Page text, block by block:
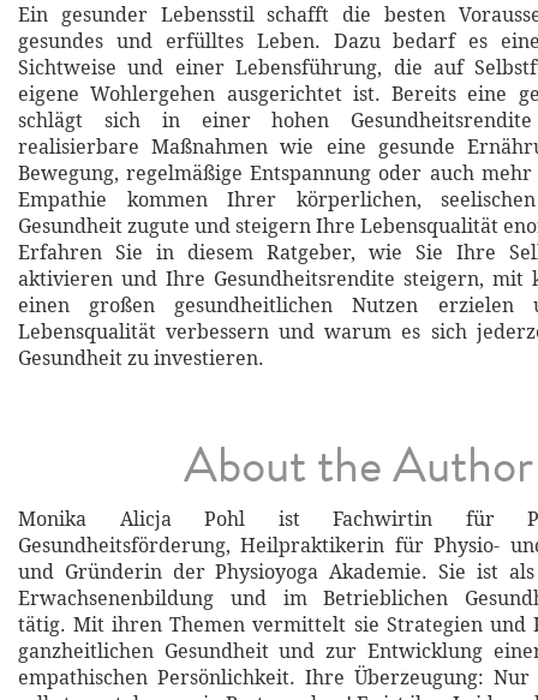
Ein gesunder Lebensstil schafft die besten
gesundes und erfülltes Leben. Dazu bedarf es
Sichtweise und einer Lebensführung, die auf
eigene Wohlergehen ausgerichtet ist. Bereits eine
schlägt sich in einer hohen
realisierbare Maßnahmen wie eine gesunde
Bewegung, regelmäßige Entspannung oder auch mehr
Empathie kommen Ihrer körperlichen,
Gesundheit zugute und steigern Ihre Lebensqualität
Erfahren Sie in diesem Ratgeber, wie Sie Ihre
aktivieren und Ihre Gesundheitsrendite steigern, mit
einen großen gesundheitlichen Nutzen
Lebensqualität verbessern und warum es sich
Gesundheit zu investieren.
About the Author
Monika Alicja Pohl ist Fachwirtin für
Gesundheitsförderung, Heilpraktikerin für Physio-
und Gründerin der Physioyoga Akademie. Sie ist
Erwachsenenbildung und im Betrieblichen
tätig. Mit ihren Themen vermittelt sie Strategien und
ganzheitlichen Gesundheit und zur Entwicklung
empathischen Persönlichkeit. Ihre Überzeugung: